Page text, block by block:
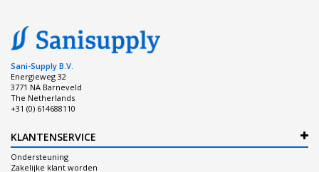
Sani-Supply B.V.
Energieweg 32
3771 NA Barneveld
The Netherlands
+31 (0) 614688110
KLANTENSERVICE
Ondersteuning
Zakelijke klant worden